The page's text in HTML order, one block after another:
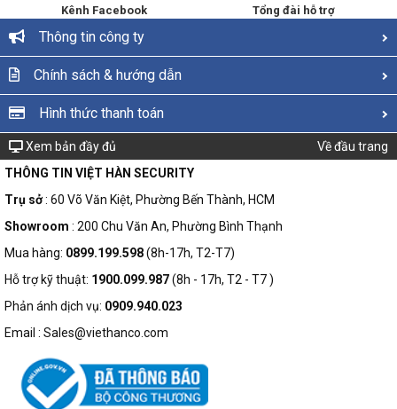
Kênh Facebook Tổng đài hỗ trợ
Thông tin công ty
Chính sách & hướng dẫn
Hình thức thanh toán
Xem bản đầy đủ
Về đầu trang
THÔNG TIN VIỆT HÀN SECURITY
Trụ sở: 60 Võ Văn Kiệt, Phường Bến Thành, HCM
Showroom : 200 Chu Văn An, Phường Bình Thạnh
Mua hàng: 0899.199.598(8h-17h, T2-T7)
Hỗ trợ kỹ thuật: 1900.099.987(8h - 17h, T2 - T7 )
Phản ánh dịch vụ: 0909.940.023
Email : Sales@viethanco.com